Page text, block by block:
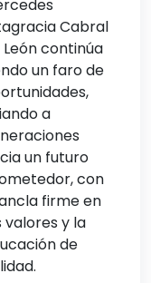
Cabral
León continúa
un faro de
a
un futuro
con
firme en
valores y la
de